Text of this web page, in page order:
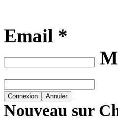
Email *
Nouveau sur